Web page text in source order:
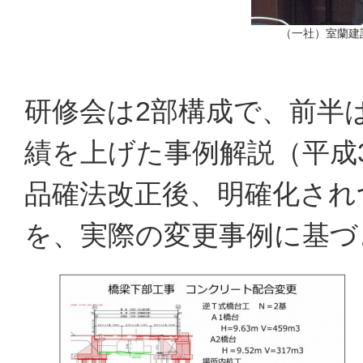
（一社）室蘭
研修会は2部構成で、前半
績を上げた事例解説（平
品確法改正後、明確化さ
を、実際の変更事例に基